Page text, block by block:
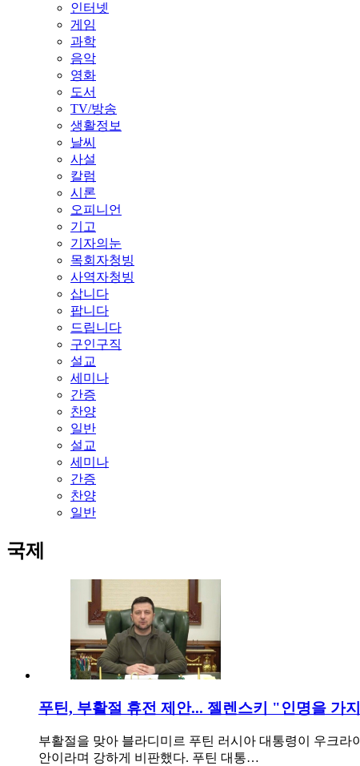
인터넷
게임
과학
음악
영화
도서
TV/방송
생활정보
날씨
사설
칼럼
시론
오피니언
기고
기자의눈
목회자청빙
사역자청빙
삽니다
팝니다
드립니다
구인구직
설교
세미나
간증
찬양
일반
설교
세미나
간증
찬양
일반
국제
푸틴, 부활절 휴전 제안... 젤렌스키 "인명을 가
부활절을 맞아 블라디미르 푸틴 러시아 대통령이 우크
안이라며 강하게 비판했다. 푸틴 대통…